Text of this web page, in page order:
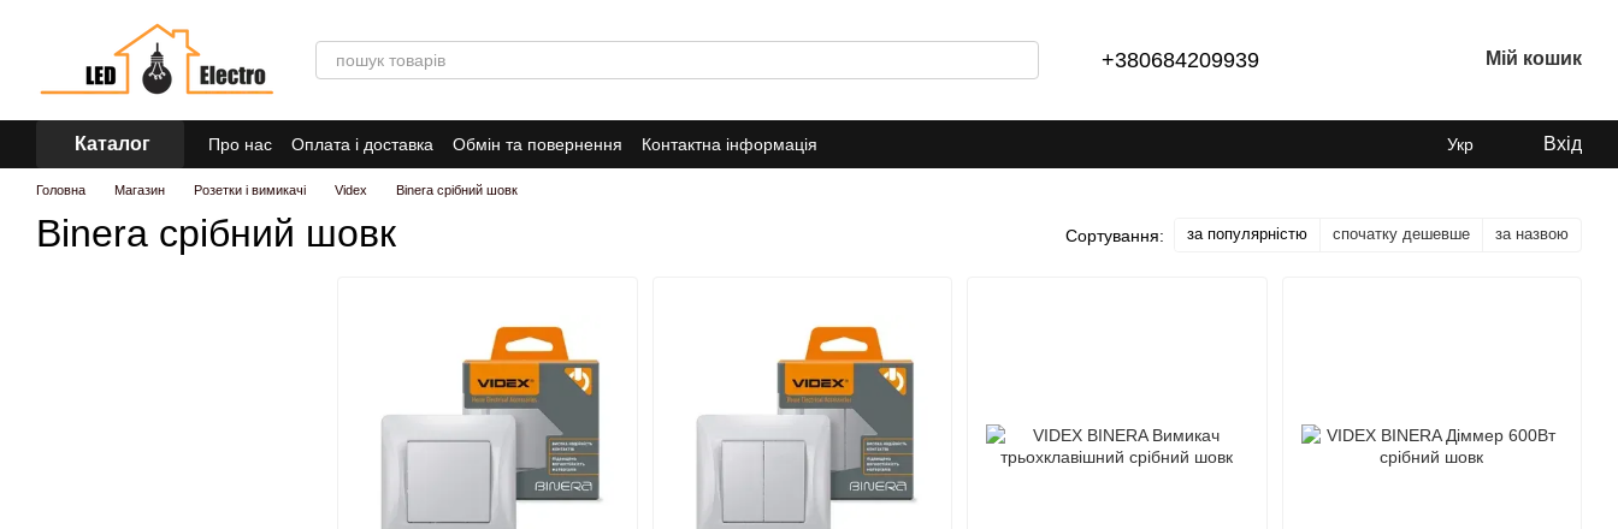
+380684209939 Мій кошик
Каталог Про нас Оплата і доставка Обмін та повернення Контактна інформація Укр Вхід
Головна Магазин Розетки і вимикачі Videx Binera срібний шовк
Binera срібний шовк Сортування: за популярністю спочатку дешевше за назвою